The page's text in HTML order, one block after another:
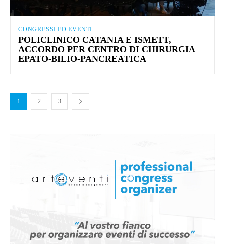
CONGRESSI ED EVENTI
POLICLINICO CATANIA E ISMETT,
ACCORDO PER CENTRO DI CHIRURGIA
EPATO-BILIO-PANCREATICA
1 2 3